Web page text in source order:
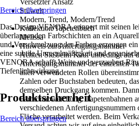
Versetzter Ansatz
Stilwelt
Modern, Trend, Modern/Trend
Kollektion/Tapetenbuch
Melissa
Hinweis zur Anfertigungsnummer
Achten Sie beim Kauf unbedingt auf
Anfertigungsnummer der einzelnen
allen verwendeten Rollen
Zahlen oder Buchstaben bedeuten,
demselben Druckgang kommen.
Farbtonabweichung. Tapetenbahnen
verschiedenen Anfertigungsnummern
Fläche verarbeitet werden. Beim
Bereich überspringen
Das Design VENORA erinnert mit seinen
überlappenden Farbschichten an ein
und Verschmelzung der Farben erzeugen
eine subtile Unregelmäßigkeit und
VENORA schafft Weite und verzaubert
Tiefenlichtwirkung.
Produktsicherheit
Bereich überspringen